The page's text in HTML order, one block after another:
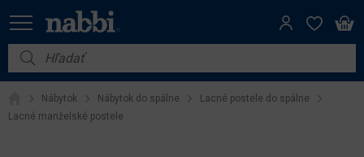
Nábytok
Vybavenie do domácnosti
Nábytok Nábytok do spálne
Lacné postele do spálne
Lacné manželské postele